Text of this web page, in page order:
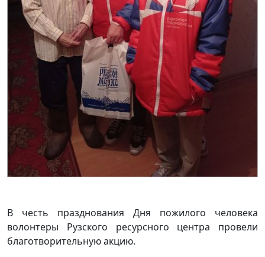
В честь празднования Дня пожилого человека
волонтеры Рузского ресурсного центра провели
благотворительную акцию.